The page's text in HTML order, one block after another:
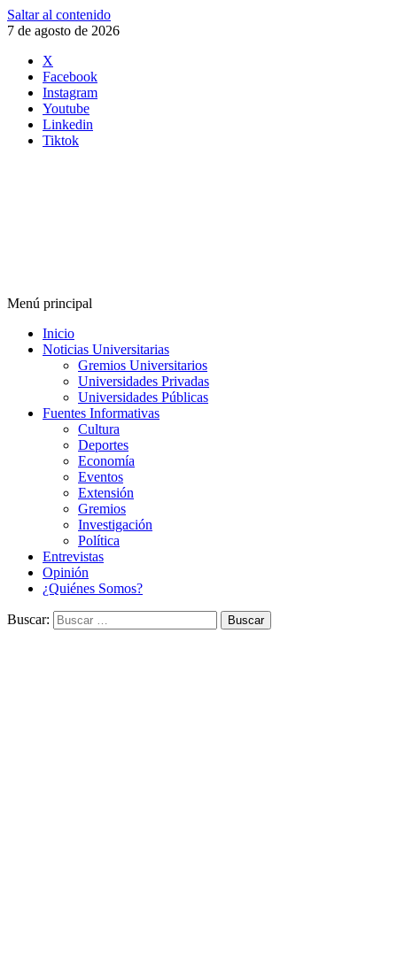
Saltar al contenido
7 de agosto de 2026
X
Facebook
Instagram
Youtube
Linkedin
Tiktok
Menú principal
Inicio
Noticias Universitarias
Gremios Universitarios
Universidades Privadas
Universidades Públicas
Fuentes Informativas
Cultura
Deportes
Economía
Eventos
Extensión
Gremios
Investigación
Política
Entrevistas
Opinión
¿Quiénes Somos?
Buscar: